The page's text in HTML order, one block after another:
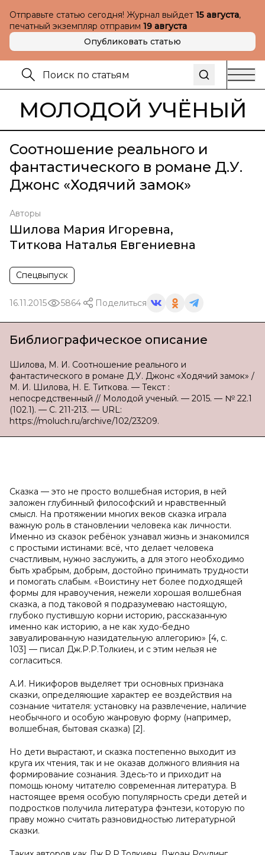
Отправьте статью сегодня! Журнал выйдет 15 августа,
печатный экземпляр отправим 19 августа
Опубликовать статью
МОЛОДОЙ УЧЁНЫЙ
Соотношение реального и
фантастического в романе Д.У.
Джонс «Ходячий замок»
Авторы
Шилова Мария Игоревна,
Титкова Наталья Евгениевна
Спецвыпуск
16.11.2015 5864 Поделиться
Библиографическое описание
Шилова, М. И. Соотношение реального и
фантастического в романе Д.У. Джонс «Ходячий замок» /
М. И. Шилова, Н. Е. Титкова. — Текст :
непосредственный // Молодой ученый. — 2015. — № 22.1
(102.1). — С. 211-213. — URL:
https://moluch.ru/archive/102/23209.
Сказка — это не просто волшебная история, в ней
заложен глубинный философский и нравственный
смысл. На протяжении многих веков сказка играла
важную роль в становлении человека как личности.
Именно из сказок ребёнок узнавал жизнь и знакомился
с простыми истинами: всё, что делает человека
счастливым, нужно заслужить, а для этого необходимо
быть храбрым, добрым, достойно принимать трудности
и помогать слабым. «Воистину нет более подходящей
формы для нравоучения, нежели хорошая волшебная
сказка, а под таковой я подразумеваю настоящую,
глубоко пустившую корни историю, рассказанную
именно как историю, а не как худо-бедно
завуалированную назидательную аллегорию» [4, с.
103] — писал Дж.Р.Р.Толкиен, и с этим нельзя не
согласиться.
А.И. Никифоров выделяет три основных признака
сказки, определяющие характер ее воздействия на
сознание читателя: установку на развлечение, наличие
необычного и особую жанровую форму (например,
волшебная, бытовая сказка) [2].
Но дети вырастают, и сказка постепенно выходит из
круга их чтения, так и не оказав должного влияния на
формирование сознания. Здесь-то и приходит на
помощь юному читателю современная литература. В
настоящее время особую популярность среди детей и
подростков получила литература фэнтези, которую по
праву можно считать разновидностью литературной
сказки.